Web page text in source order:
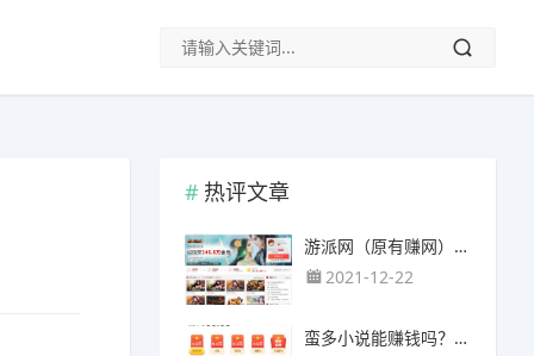
热评文章
游派网（原有赚网），主要以试玩游戏赚钱为主
2021-12-22
蛮多小说能赚钱吗？送的100元能提现靠谱吗？